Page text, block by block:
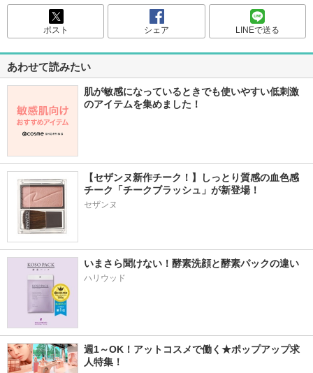
ポスト シェア LINEで送る
あわせて読みたい
肌が敏感になっているときでも使いやすい低刺激
のアイテムを集めました！
【セザンヌ新作チーク！】しっとり質感の血色感
チーク「チークブラッシュ」が新登場！
セザンヌ
いまさら聞けない！酵素洗顔と酵素パックの違い
ハリウッド
週1～OK！アットコスメで働く★ポップアップ求
人特集！